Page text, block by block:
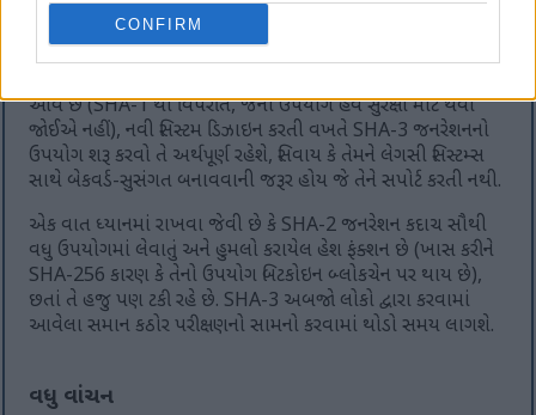
CONFIRM
છો. જો તમને લાંબા હેશની જરૂર હોય, તો તમે વધુ આઉટપુટ
મેળવવા માટે સ્ક્વિઝિંગ ચાલુ રાખી શકો છો.
આવે છે (SHA-1 થી વિપરીત, જેનો ઉપયોગ હવે સુરક્ષા માટે થવો
જોઈએ નહીં), નવી સિસ્ટમ ડિઝાઇન કરતી વખતે SHA-3 જનરેશનનો
ઉપયોગ શરૂ કરવો તે અર્થપૂર્ણ રહેશે, સિવાય કે તેમને લેગસી સિસ્ટમ્સ
સાથે બેકવર્ડ-સુસંગત બનાવવાની જરૂર હોય જે તેને સપોર્ટ કરતી નથી.
એક વાત ધ્યાનમાં રાખવા જેવી છે કે SHA-2 જનરેશન કદાચ સૌથી
વધુ ઉપયોગમાં લેવાતું અને હુમલો કરાયેલ હેશ ફંક્શન છે (ખાસ કરીને
SHA-256 કારણ કે તેનો ઉપયોગ બિટકોઇન બ્લોકચેન પર થાય છે),
છતાં તે હજુ પણ ટકી રહે છે. SHA-3 અબજો લોકો દ્વારા કરવામાં
આવેલા સમાન કઠોર પરીક્ષણનો સામનો કરવામાં થોડો સમય લાગશે.
વધુ વાંચન